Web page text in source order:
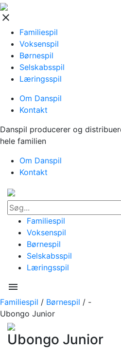
close
Familiespil
Voksenspil
Børnespil
Selskabsspil
Læringsspil
Om Danspil
Kontakt
Danspil producerer og
hele familien
Om Danspil
Kontakt
Familiespil
Voksenspil
Børnespil
Selskabsspil
Læringsspil
menu
Familiespil / Børnespil / -
Ubongo Junior
Ubongo Junior